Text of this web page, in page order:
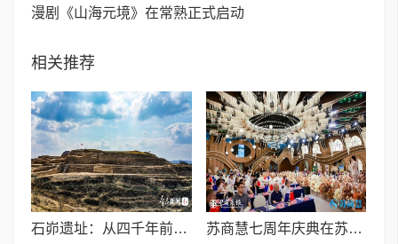
漫剧《山海元境》在常熟正式启动
相关推荐
石峁遗址：从四千年前中国北方区域政体中心看“何以中国” 苏商慧七周年庆典在苏州隆重举行 七大联创共启发展新篇章